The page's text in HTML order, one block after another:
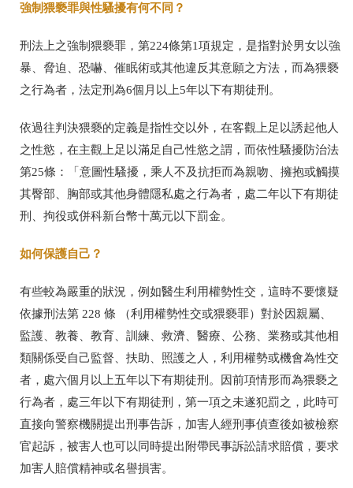
強制猥褻罪與性騷擾有何不同？
刑法上之強制猥褻罪，第224條第1項規定，是指對於男女以強
暴、脅迫、恐嚇、催眠術或其他違反其意願之方法，而為猥褻
之行為者，法定刑為6個月以上5年以下有期徒刑。
依過往判決猥褻的定義是指性交以外，在客觀上足以誘起他人
之性慾，在主觀上足以滿足自己性慾之謂，而依性騷擾防治法
第25條：「意圖性騷擾，乘人不及抗拒而為親吻、擁抱或觸摸
其臀部、胸部或其他身體隱私處之行為者，處二年以下有期徒
刑、拘役或併科新台幣十萬元以下罰金。
如何保護自己？
有些較為嚴重的狀況，例如醫生利用權勢性交，這時不要懷疑
依據刑法第 228 條 （利用權勢性交或猥褻罪）對於因親屬、
監護、教養、教育、訓練、救濟、醫療、公務、業務或其他相
類關係受自己監督、扶助、照護之人，利用權勢或機會為性交
者，處六個月以上五年以下有期徒刑。因前項情形而為猥褻之
行為者，處三年以下有期徒刑，第一項之未遂犯罰之，此時可
直接向警察機關提出刑事告訴，加害人經刑事偵查後如被檢察
官起訴，被害人也可以同時提出附帶民事訴訟請求賠償，要求
加害人賠償精神或名譽損害。